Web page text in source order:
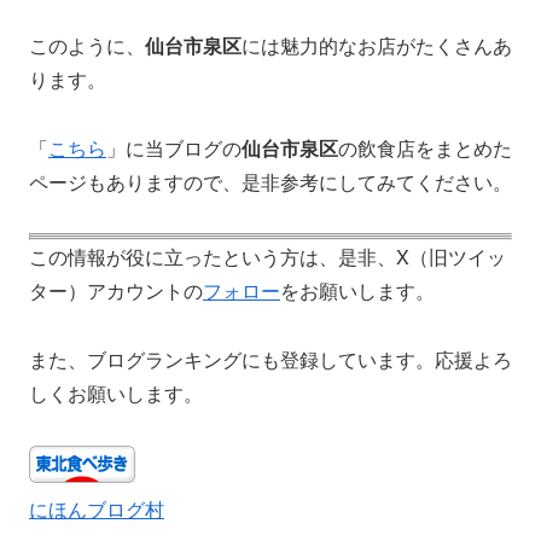
このように、 仙台市泉区には魅力的なお店がたくさんあ
ります。
「こちら 」に当ブログの仙台市泉区の飲食店をまとめた
ページもありますので、是非参考にしてみてください。
この情報が役に立ったという方は、是非、X（旧ツイッ
ター）アカウントのフォローをお願いします。
また、ブログランキングにも登録しています。応援よろ
しくお願いします。
にほんブログ村